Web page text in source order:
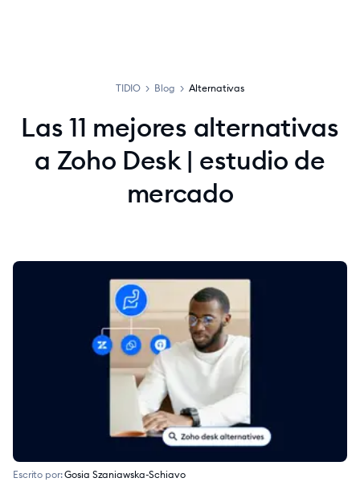
TIDIO > Blog > Alternativas
Las 11 mejores alternativas
a Zoho Desk | estudio de
mercado
Escrito por:Gosia Szaniawska-Schiavo